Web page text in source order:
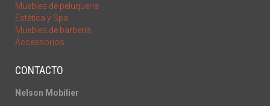
Muebles de peluqueria
Estética y Spa
Muebles de barberia
Accessorios
CONTACTO
Nelson Mobilier